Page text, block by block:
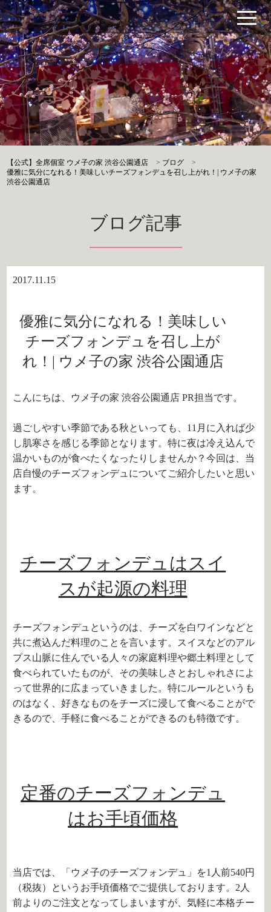
【公式】全席個室 ウメ子の家 渋谷公園通店 > ブログ
>
優雅に気分になれる！美味しいチーズフォンデュを召し上がれ！| ウメ子の家
渋谷公園通店
ブログ記事
2017.11.15
優雅に気分になれる！美味しい
チーズフォンデュを召し上が
れ！| ウメ子の家 渋谷公園通店
こんにちは、ウメ子の家 渋谷公園通店 PR担当です。
過ごしやすい季節である秋といっても、11月に入れば少
し肌寒さを感じる季節となります。特に夜は冷え込んで
温かいものが食べたくなったりしませんか？今回は、当
店自慢のチーズフォンデュについてご紹介したいと思い
ます。
チーズフォンデュはスイ
スが起源の料理
チーズフォンデュというのは、チーズを白ワインなどと
共に煮込んだ料理のことを言います。スイスなどのアル
プス山脈に住んでいる人々の家庭料理や郷土料理として
食べられていたものが、その美味しさとおしゃれさによ
って世界的に広まっていきました。特にルールというも
のはなく、好きなものをチーズに浸して食べることがで
きるので、手軽に食べることができるのも特徴です。
定番のチーズフォンデュ
はお手頃価格
当店では、「ウメ子のチーズフォンデュ」を1人前540円
（税抜）というお手頃価格でご提供しております。2人
前よりのご注文となってしまいますが、気軽に本格チー